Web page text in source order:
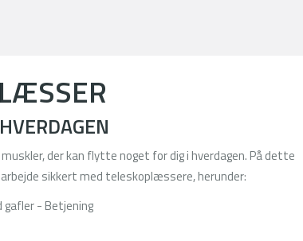
der kan flytte noget for dig i hverdagen. På dette
sikkert med teleskoplæssere, herunder:
- Betjening